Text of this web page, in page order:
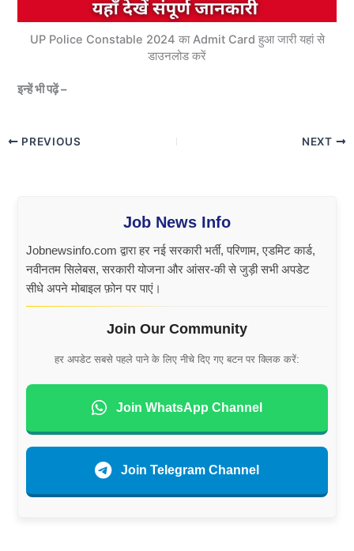
UP Police Constable 2024 का Admit Card हुआ जारी यहां से
डाउनलोड करें
इन्हें भी पढ़ें –
PREVIOUS NEXT
Job News Info
Jobnewsinfo.com द्वारा हर नई सरकारी भर्ती, परिणाम, एडमिट कार्ड,
नवीनतम सिलेबस, सरकारी योजना और आंसर-की से जुड़ी सभी अपडेट
सीधे अपने मोबाइल फ़ोन पर पाएं।
Join Our Community
हर अपडेट सबसे पहले पाने के लिए नीचे दिए गए बटन पर क्लिक करें:
Join WhatsApp Channel
Join Telegram Channel